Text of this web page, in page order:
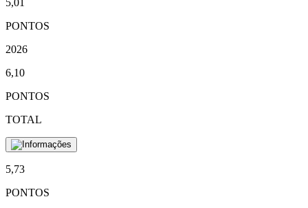
5,01
PONTOS
2026
6,10
PONTOS
TOTAL
5,73
PONTOS